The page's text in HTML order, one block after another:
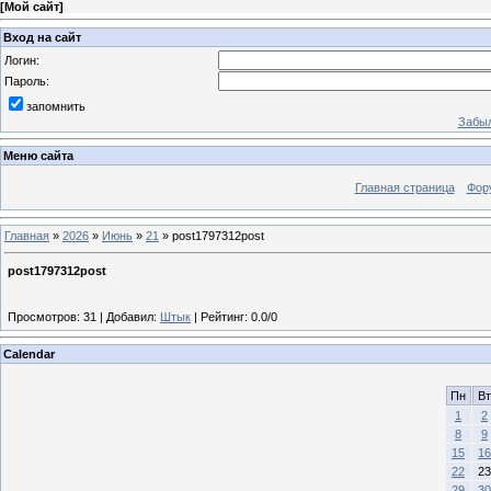
[Мой сайт]
Вход на сайт
Логин:
Пароль:
запомнить
Меню сайта
Главная страница
Главная » 2026 » Июнь » 21 » post1797312post
post1797312post
Просмотров: 31 | Добавил: Штык | Рейтинг: 0.0/0
Calendar
Пн
Вт
1
2
8
9
15
16
22
23